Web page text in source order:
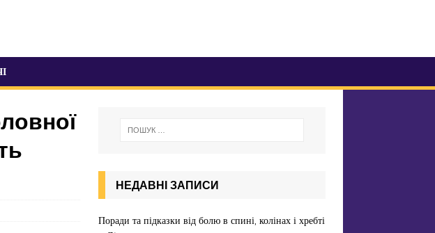
НЕДАВНІ ЗАПИСИ
Поради та підказки від болю в спині, колінах і хребті